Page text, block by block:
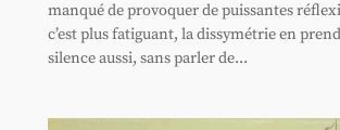
manqué de provoquer de puissantes
c’est plus fatiguant, la dissymétrie en
silence aussi, sans parler de...